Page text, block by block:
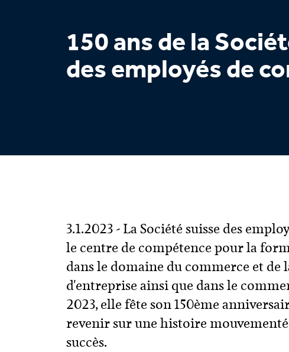
150 ans de la
des employés de
3.1.2023 - La Société suisse des
le centre de compétence pour la
dans le domaine du commerce et de
d'entreprise ainsi que dans le
2023, elle fête son 150ème
revenir sur une histoire
succès.